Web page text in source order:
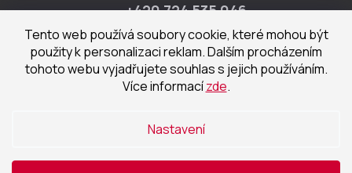
Tento web používá soubory cookie, které mohou být
použity k personalizaci reklam. Dalším procházením
tohoto webu vyjadřujete souhlas s jejich používáním.
Více informacízde.
Nastavení
+420 724 535 046
Po-Pá 9:00 - 18:00 hod
obchod@cecetka.cz
370 01 České Budějovice